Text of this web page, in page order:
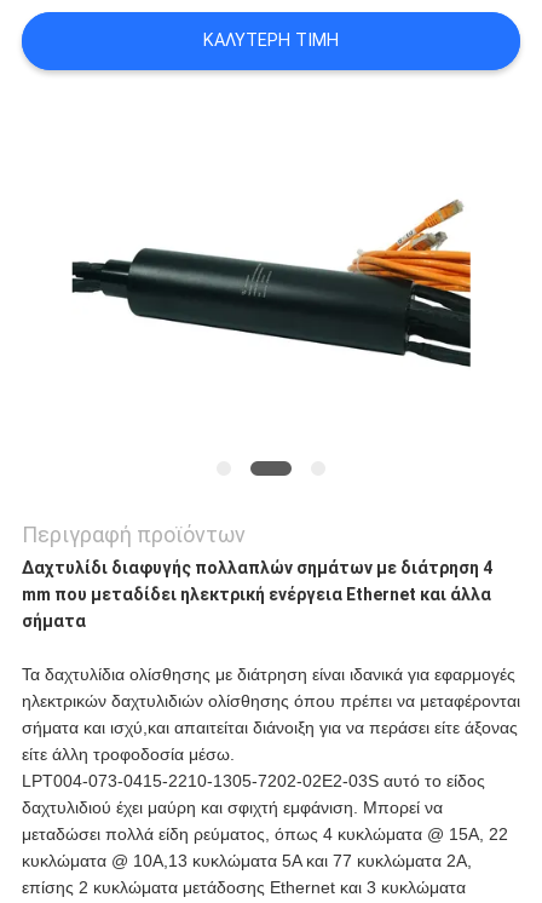
ΈΝΑ
ΑΠΌΣΠΑΣΜΑ
PRIVACY
ΚΑΛΎΤΕΡΗ ΤΙΜΉ
Περιγραφή προϊόντων
Δαχτυλίδι διαφυγής πολλαπλών σημάτων με διάτρηση 4
mm που μεταδίδει ηλεκτρική ενέργεια Ethernet και άλλα
σήματα
Τα δαχτυλίδια ολίσθησης με διάτρηση είναι ιδανικά για εφαρμογές
ηλεκτρικών δαχτυλιδιών ολίσθησης όπου πρέπει να μεταφέρονται
σήματα και ισχύ,και απαιτείται διάνοιξη για να περάσει είτε άξονας
είτε άλλη τροφοδοσία μέσω.
LPT004-073-0415-2210-1305-7202-02E2-03S αυτό το είδος
δαχτυλιδιού έχει μαύρη και σφιχτή εμφάνιση. Μπορεί να
μεταδώσει πολλά είδη ρεύματος, όπως 4 κυκλώματα @ 15A, 22
κυκλώματα @ 10A,13 κυκλώματα 5A και 77 κυκλώματα 2A,
επίσης 2 κυκλώματα μετάδοσης Ethernet και 3 κυκλώματα